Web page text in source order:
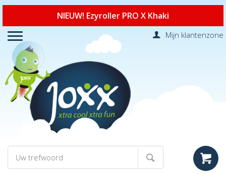
NIEUW! Ezyroller PRO X Khaki
Mijn klantenzone